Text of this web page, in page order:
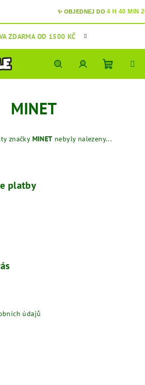
✨ OBJEDNEJ DO4 H 40 MIN
ZDARMA OD 1500 KČ
HledatPřihlášeníNákupní
MINET
značky MINET nebyly nalezeny...
platby
údajů